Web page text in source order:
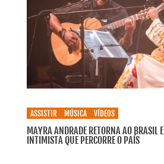
ASSISTIR MÚSICA VÍDEOS
MAYRA ANDRADE RETORNA AO
INTIMISTA QUE PERCORRE O PAÍS